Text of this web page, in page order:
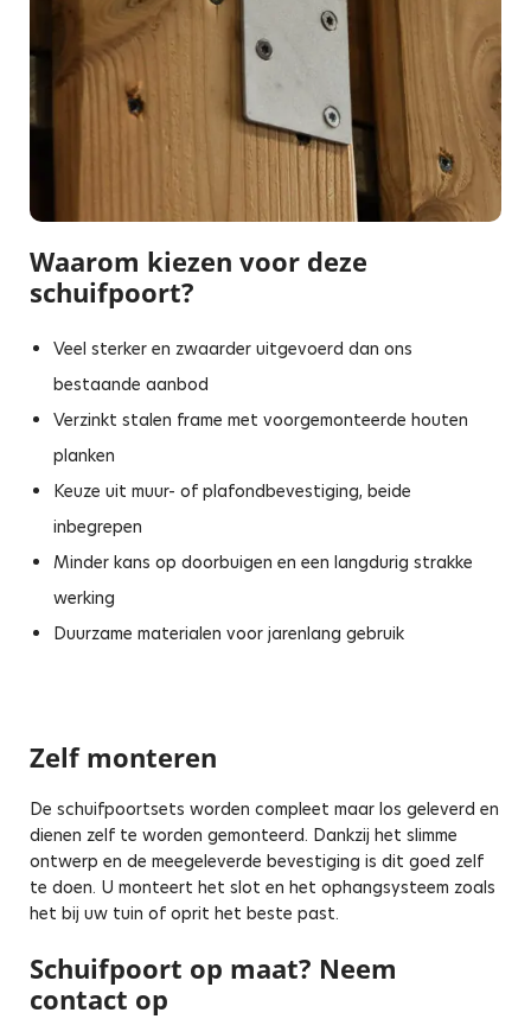
Waarom kiezen voor deze
schuifpoort?
Veel sterker en zwaarder uitgevoerd dan ons
bestaande aanbod
Verzinkt stalen frame met voorgemonteerde houten
planken
Keuze uit muur- of plafondbevestiging, beide
inbegrepen
Minder kans op doorbuigen en een langdurig strakke
werking
Duurzame materialen voor jarenlang gebruik
Zelf monteren
De schuifpoortsets worden compleet maar los geleverd en
dienen zelf te worden gemonteerd. Dankzij het slimme
ontwerp en de meegeleverde bevestiging is dit goed zelf
te doen. U monteert het slot en het ophangsysteem zoals
het bij uw tuin of oprit het beste past.
Schuifpoort op maat? Neem
contact op